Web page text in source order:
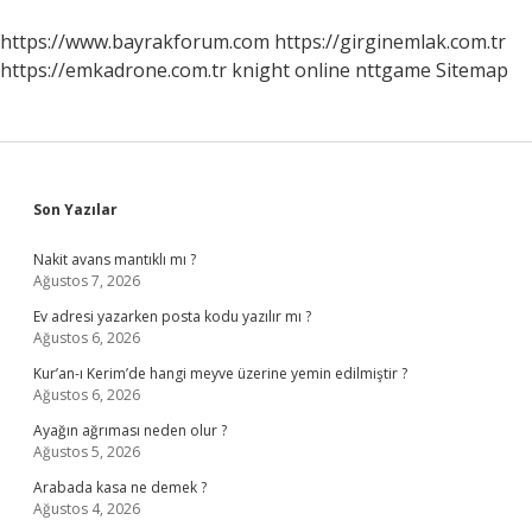
https://www.bayrakforum.com https://girginemlak.com.tr
https://emkadrone.com.tr knight online nttgame Sitemap
Sidebar
Son Yazılar
Nakit avans mantıklı mı ?
Ağustos 7, 2026
Ev adresi yazarken posta kodu yazılır mı ?
Ağustos 6, 2026
Kur’an-ı Kerim’de hangi meyve üzerine yemin edilmiştir ?
Ağustos 6, 2026
Ayağın ağrıması neden olur ?
Ağustos 5, 2026
Arabada kasa ne demek ?
Ağustos 4, 2026